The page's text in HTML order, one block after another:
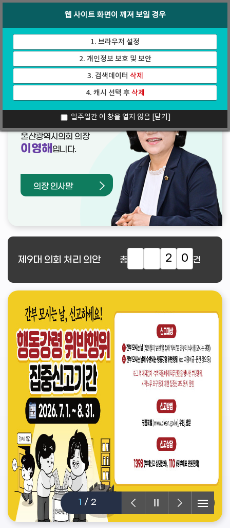
가
기
인터넷방송
웹 사이트 화면이 깨져 보일 경우
1. 브라우저 설정
2. 개인정보 보호 및 보안
3. 검색데이터 삭제
4. 캐시 선택 후삭제
일주일간 이 창을 열지 않음 [닫기]
1 / 2
열린의장실
울산광역시의회 의장
이영해 입니다.
의장 인사말
제9대 의회 처리 의안 총 2 0 건